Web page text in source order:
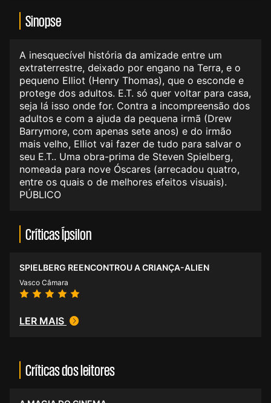
Sinopse
A inesquecível história da amizade entre um
extraterrestre, deixado por engano na Terra, e o
pequeno Elliot (Henry Thomas), que o esconde e
protege dos adultos. E.T. só quer voltar para casa,
seja lá isso onde for. Contra a incompreensão dos
adultos e com a ajuda da pequena irmã (Drew
Barrymore, com apenas sete anos) e do irmão
mais velho, Elliot vai fazer de tudo para salvar o
seu E.T.. Uma obra-prima de Steven Spielberg,
nomeada para nove Óscares (arrecadou quatro,
entre os quais o de melhores efeitos visuais).
PÚBLICO
Críticas Ípsilon
SPIELBERG REENCONTROU A CRIANÇA-ALIEN
Vasco Câmara
LER MAIS
Críticas dos leitores